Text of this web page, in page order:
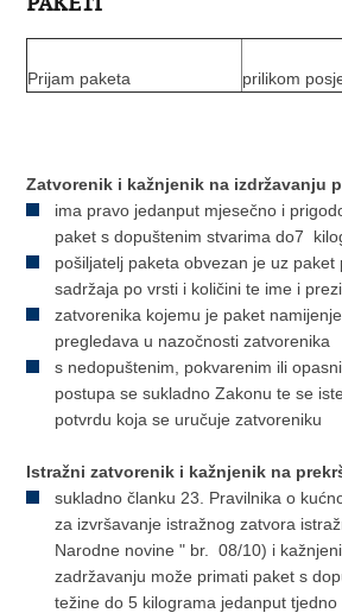
Prijam paketa prilikom
Zatvorenik i kažnjenik na izdržavanju
ima pravo jedanput mjesečno i
paket s dopuštenim stvarima do7
pošiljatelj paketa obvezan je uz paket
sadržaja po vrsti i količini te ime i
zatvorenika kojemu je paket
pregledava u nazočnosti zatvorenika
s nedopuštenim, pokvarenim ili
postupa se sukladno Zakonu te se
potvrdu koja se uručuje zatvoreniku
Istražni zatvorenik i kažnjenik na
sukladno članku 23. Pravilnika o
za izvršavanje istražnog zatvora
Narodne novine " br. 08/10) i
zadržavanju može primati paket s
težine do 5 kilograma jedanput tjedno